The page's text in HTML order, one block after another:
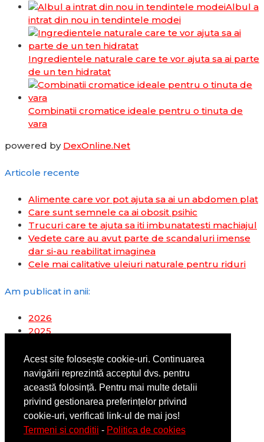
Acest site folosește cookie-uri. Continuarea
navigării reprezintă acceptul dvs. pentru
această folosință. Pentru mai multe detalii
privind gestionarea preferințelor privind
cookie-uri, verificati link-ul de mai jos!
Termeni si conditii - Politica de cookies
Albul a
intrat din nou in tendintele modei
Ingredientele naturale care te vor ajuta sa ai parte
de un ten hidratat
Combinatii cromatice ideale pentru o tinuta de
vara
powered by DexOnline.Net
Articole recente
Alimente care vor pot ajuta sa ai un abdomen plat
Care sunt semnele ca ai obosit psihic
Trucuri care te ajuta sa iti imbunatatesti machiajul
Vedete care au avut parte de scandaluri imense
dar si-au reabilitat imaginea
Cele mai calitative uleiuri naturale pentru riduri
Am publicat in anii:
2026
2025
2023
2022
2018
2017
2016
2014